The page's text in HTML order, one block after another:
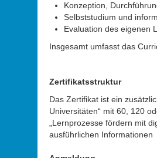
Konzeption,
Selbststudium und
Evaluation des eigenen
Insgesamt umfasst das
Zertifikatsstruktur
Das Zertifikat ist ein
Universitäten“ mit 60, 120
„Lernprozesse fördern mit
ausführlichen Informationen